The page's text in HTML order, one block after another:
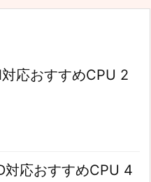
応おすすめCPU 2
対応おすすめCPU 4